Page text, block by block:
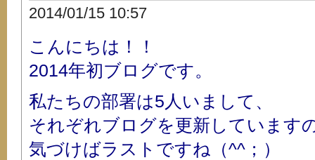
2014/01/15 10:57
こんにちは！！
2014年初ブログです。
私たちの部署は5人いまして、
それぞれブログを更新しています
気づけばラストですね（^^；）